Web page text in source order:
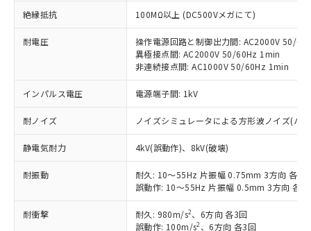
絶縁抵抗 100MΩ以上 (DC500Vメガにて)
耐電圧
操作電源回路と制御出力間: AC2000V 50/
異極接点間: AC2000V 50/60Hz 1min
非連続接点間: AC1000V 50/60Hz 1min
インパルス電圧 電源端子間: 1kV
耐ノイズ ノイズシミュレータによる方形波ノイズ(
静電気耐力 4kV(誤動作)、8kV(破壊)
耐振動
耐久: 10～55Hz 片振幅 0.75mm 3方向 各1h
誤動作: 10～55Hz 片振幅 0.5mm 3方向 各
耐衝撃 耐久: 980m/s2、6方向 各3回
誤動作: 100m/s2 、6方向 各3回
ご利用条件
以下の条件をお読みいただき、同意のうえ
ご利用ください。
本サービスは、当社制御機器事業取扱
商品の当社在庫状況および標準価格
(税抜)を提供させていただくもので
当社制御機器事業取扱商品の中には、
本サービスの対象外となる商品もある
ことをご了承ください。
在庫状況および標準価格照会結果は、
記載している更新日時点での社内デー
タに基づき作成されるものであり、閲
有に対応した製品に切り替える予定のある
対応予定なし：EU RoHS指令（10物質）の
非含有に非対応の商品で、対応品を出す予
定はありません。
調査・確認中：EU RoHS指令（10物質）の
非含有の対応状況を調査中または確認中の
非該当品：ライセンス料など無形物で、有
害物質有無と関係のない商品です。
仕入先様の事情により、非含有部品として
いたものが、含有品と判明した場合などや
むを得ず変更することがあります。
*EU RoHS指令（10物質）：
鉛(Pb) 1000ppm以下、 水銀(Hg) 1000ppm以下、 カド
※1 中国RoHS○×表
「○」：最大均質材料含有率が中国RoHSの
「×」：最大均質材料含有率が中国RoHSの
基準値を超えていることを示します。
「－」：未確認です。当社販売部門へお問
い合わせください。
*中国RoHS10物質の基準値 (GB/T26572)：
当社は、これら貴社製品のうち、外国
為替および外国貿易法に定める商品
（以下｢規制貨物等」という）を輸出
または国外への提供する場合は、日本